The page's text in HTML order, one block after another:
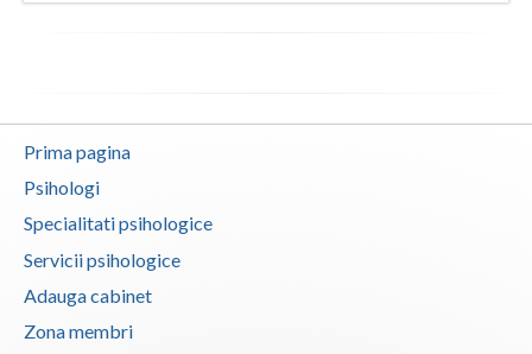
Prima pagina
Psihologi
Specialitati psihologice
Servicii psihologice
Adauga cabinet
Zona membri